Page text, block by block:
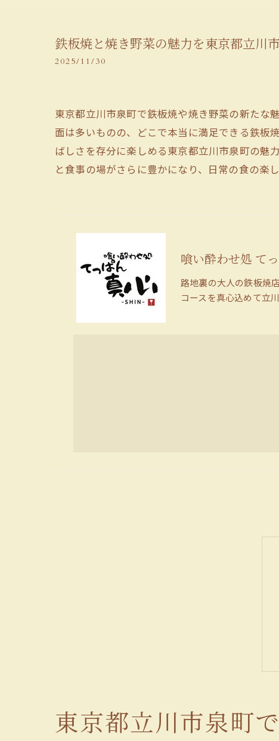
鉄板焼と焼き野菜の魅力を東京都立川
2025/11/30
東京都立川市泉町で鉄板焼や焼き野菜の新たな
面は多いものの、どこで本当に満足できる鉄板
ばしさを存分に楽しめる東京都立川市泉町の魅
と食事の場がさらに豊かになり、日常の食の楽
喰い酔わせ処 て
路地裏の大人の鉄板焼
コースを真心込めて立
東京都立川市泉町